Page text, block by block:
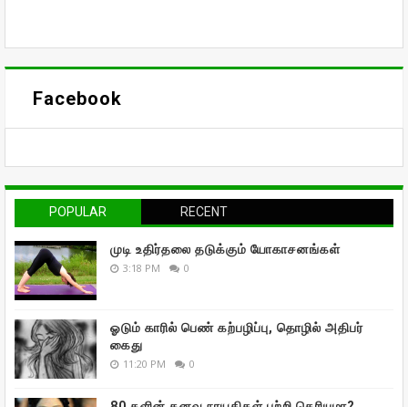
Facebook
POPULAR RECENT
முடி உதிர்தலை தடுக்கும் யோகாசனங்கள்
3:18 PM 0
ஓடும் காரில் பெண் கற்பழிப்பு, தொழில் அதிபர்
கைது
11:20 PM 0